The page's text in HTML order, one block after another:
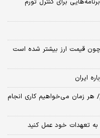
چون قیمت ارز بیشتر شده است
ایران
هر زمان می‌خواهیم کاری انجام
به تعهدات خود عمل کنید